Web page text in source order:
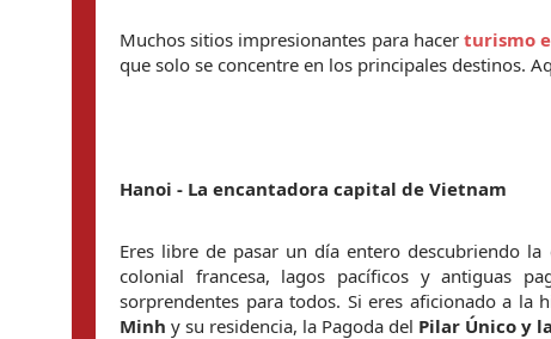
Muchos sitios impresionantes para hacer turismo
que solo se concentre en los principales destinos.
Hanoi - La encantadora capital de Vietnam
Eres libre de pasar un día entero descubriendo
colonial francesa, lagos pacíficos y antiguas
sorprendentes para todos. Si eres aficionado a la
Minh y su residencia, la Pagoda del Pilar Único y